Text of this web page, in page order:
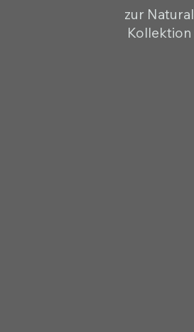
zur Natural
Kollektion